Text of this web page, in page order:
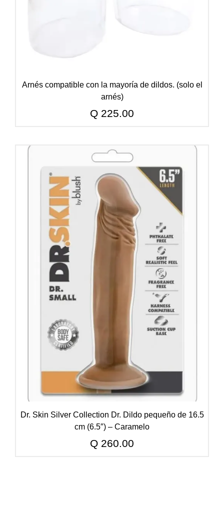
Arnés compatible con la mayoría de dildos. (solo el
arnés)
Q 225.00
Dr. Skin Silver Collection Dr. Dildo pequeño de 16.5
cm (6.5″) – Caramelo
Q 260.00